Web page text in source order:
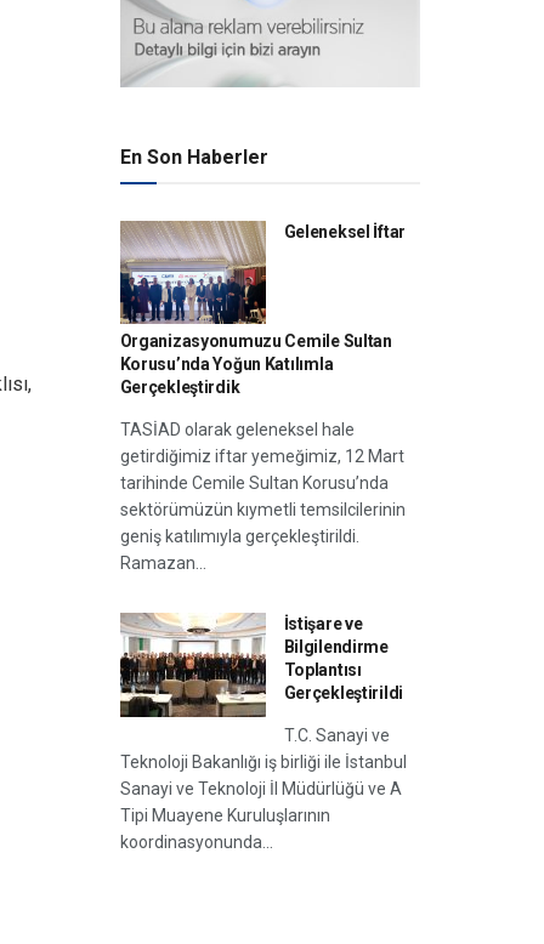
En Son Haberler
Geleneksel İftar
Organizasyonumuzu Cemile Sultan
Korusu’nda Yoğun Katılımla
Gerçekleştirdik
TASİAD olarak geleneksel hale
getirdiğimiz iftar yemeğimiz, 12 Mart
tarihinde Cemile Sultan Korusu’nda
sektörümüzün kıymetli temsilcilerinin
geniş katılımıyla gerçekleştirildi.
Ramazan...
İstişare ve
Bilgilendirme
Toplantısı
Gerçekleştirildi
T.C. Sanayi ve
Teknoloji Bakanlığı iş birliği ile İstanbul
Sanayi ve Teknoloji İl Müdürlüğü ve A
Tipi Muayene Kuruluşlarının
koordinasyonunda...